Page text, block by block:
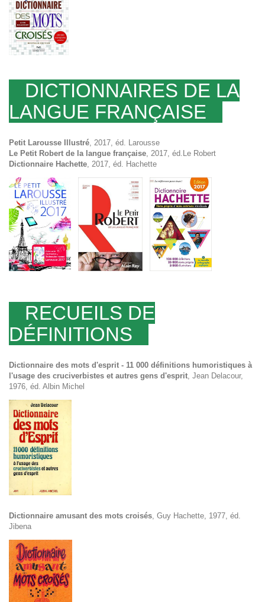
DICTIONNAIRES DE LA
LANGUE FRANÇAISE
Petit Larousse Illustré , 2017, éd. Larousse
Le Petit Robert de la langue française , 2017, éd.Le Robert
Dictionnaire Hachette , 2017, éd. Hachette
RECUEILS DE
DÉFINITIONS
Dictionnaire des mots d'esprit - 11 000 définitions humoristiques à
l'usage des cruciverbistes et autres gens d'esprit , Jean Delacour,
1976, éd. Albin Michel
Dictionnaire amusant des mots croisés , Guy Hachette, 1977, éd.
Jibena